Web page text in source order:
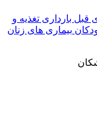
قبل بارداری تغذیه و
بیماری های زنان